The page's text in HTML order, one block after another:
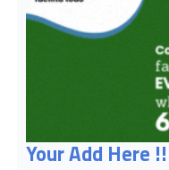
Your Add Here !!